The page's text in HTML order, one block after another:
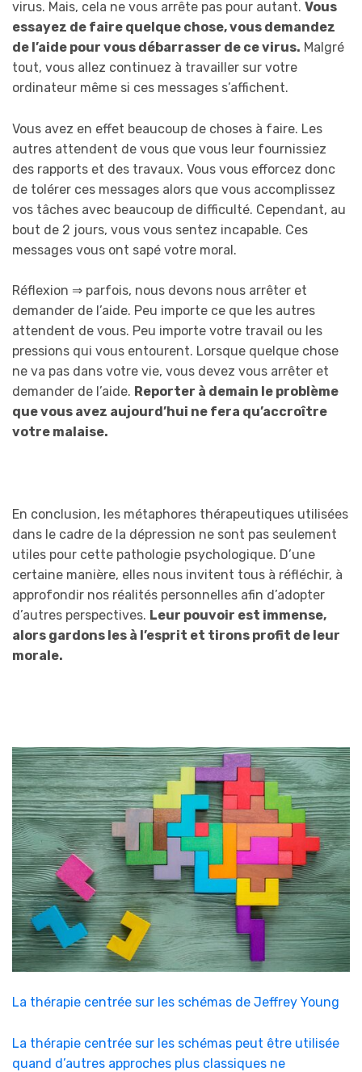
virus. Mais, cela ne vous arrête pas pour autant. Vous
essayez de faire quelque chose, vous demandez
de l’aide pour vous débarrasser de ce virus. Malgré
tout, vous allez continuez à travailler sur votre
ordinateur même si ces messages s’affichent.
Vous avez en effet beaucoup de choses à faire. Les
autres attendent de vous que vous leur fournissiez
des rapports et des travaux. Vous vous efforcez donc
de tolérer ces messages alors que vous accomplissez
vos tâches avec beaucoup de difficulté. Cependant, au
bout de 2 jours, vous vous sentez incapable. Ces
messages vous ont sapé votre moral.
Réflexion ⇒ parfois, nous devons nous arrêter et
demander de l’aide. Peu importe ce que les autres
attendent de vous. Peu importe votre travail ou les
pressions qui vous entourent. Lorsque quelque chose
ne va pas dans votre vie, vous devez vous arrêter et
demander de l’aide. Reporter à demain le problème
que vous avez aujourd’hui ne fera qu’accroître
votre malaise.
En conclusion, les métaphores thérapeutiques utilisées
dans le cadre de la dépression ne sont pas seulement
utiles pour cette pathologie psychologique. D’une
certaine manière, elles nous invitent tous à réfléchir, à
approfondir nos réalités personnelles afin d’adopter
d’autres perspectives. Leur pouvoir est immense,
alors gardons les à l’esprit et tirons profit de leur
morale.
La thérapie centrée sur les schémas de Jeffrey Young
La thérapie centrée sur les schémas peut être utilisée
quand d’autres approches plus classiques ne